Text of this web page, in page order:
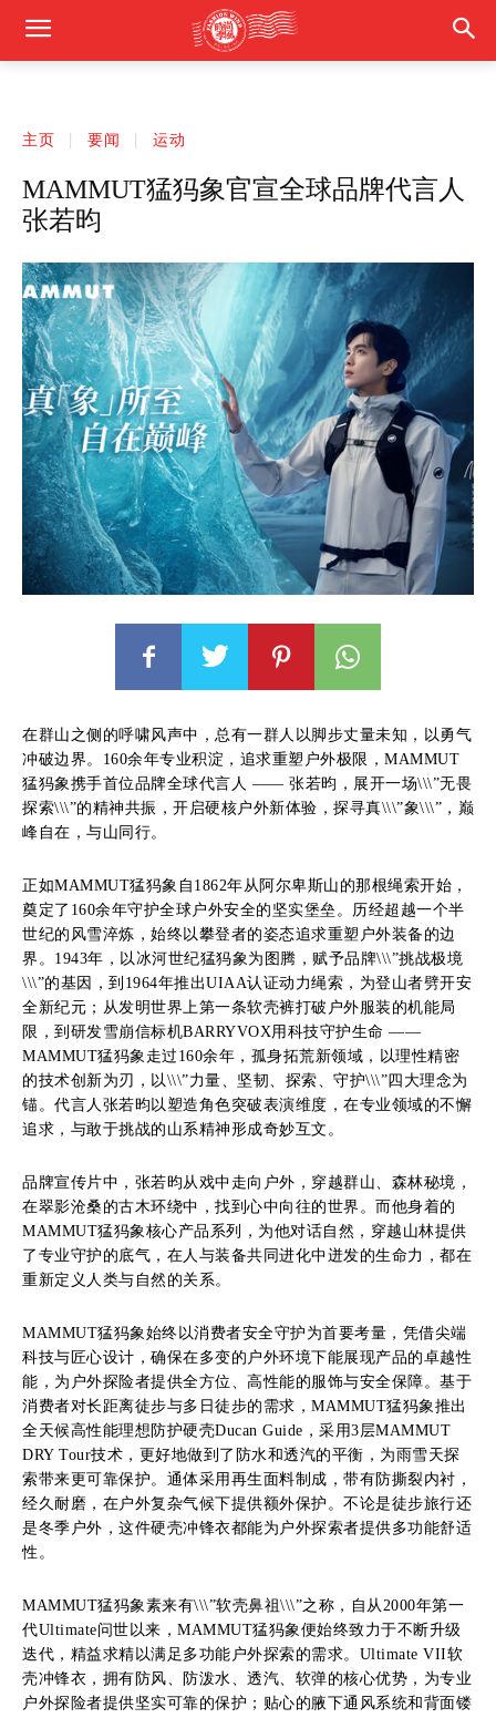
主页 要闻 运动
MAMMUT猛犸象官宣全球品牌代言人
张若昀
在群山之侧的呼啸风声中，总有一群人以脚步丈量未知，以勇气
冲破边界。160余年专业积淀，追求重塑户外极限，MAMMUT
猛犸象携手首位品牌全球代言人 —— 张若昀，展开一场\\\”无畏
探索\\\”的精神共振，开启硬核户外新体验，探寻真\\\”象\\\”，巅
峰自在，与山同行。
正如MAMMUT猛犸象自1862年从阿尔卑斯山的那根绳索开始，
奠定了160余年守护全球户外安全的坚实堡垒。历经超越一个半
世纪的风雪淬炼，始终以攀登者的姿态追求重塑户外装备的边
界。1943年，以冰河世纪猛犸象为图腾，赋予品牌\\\”挑战极境
\\\”的基因，到1964年推出UIAA认证动力绳索，为登山者劈开安
全新纪元；从发明世界上第一条软壳裤打破户外服装的机能局
限，到研发雪崩信标机BARRYVOX用科技守护生命 ——
MAMMUT猛犸象走过160余年，孤身拓荒新领域，以理性精密
的技术创新为刃，以\\\”力量、坚韧、探索、守护\\\”四大理念为
锚。代言人张若昀以塑造角色突破表演维度，在专业领域的不懈
追求，与敢于挑战的山系精神形成奇妙互文。
品牌宣传片中，张若昀从戏中走向户外，穿越群山、森林秘境，
在翠影沧桑的古木环绕中，找到心中向往的世界。而他身着的
MAMMUT猛犸象核心产品系列，为他对话自然，穿越山林提供
了专业守护的底气，在人与装备共同进化中迸发的生命力，都在
重新定义人类与自然的关系。
MAMMUT猛犸象始终以消费者安全守护为首要考量，凭借尖端
科技与匠心设计，确保在多变的户外环境下能展现产品的卓越性
能，为户外探险者提供全方位、高性能的服饰与安全保障。基于
消费者对长距离徒步与多日徒步的需求，MAMMUT猛犸象推出
全天候高性能理想防护硬壳Ducan Guide，采用3层MAMMUT
DRY Tour技术，更好地做到了防水和透汽的平衡，为雨雪天探
索带来更可靠保护。通体采用再生面料制成，带有防撕裂内衬，
经久耐磨，在户外复杂气候下提供额外保护。不论是徒步旅行还
是冬季户外，这件硬壳冲锋衣都能为户外探索者提供多功能舒适
性。
MAMMUT猛犸象素来有\\\”软壳鼻祖\\\”之称，自从2000年第一
代Ultimate问世以来，MAMMUT猛犸象便始终致力于不断升级
迭代，精益求精以满足多功能户外探索的需求。Ultimate VII软
壳冲锋衣，拥有防风、防泼水、透汽、软弹的核心优势，为专业
户外探险者提供坚实可靠的保护；贴心的腋下通风系统和背面镂